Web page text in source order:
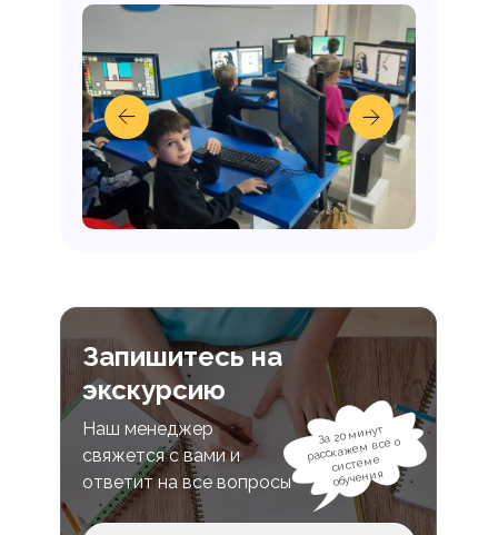
Запишитесь на
экскурсию
Наш менеджер
свяжется с вами и
ответит на все вопросы
За 20 минут
расскажем все о
системе
обучения